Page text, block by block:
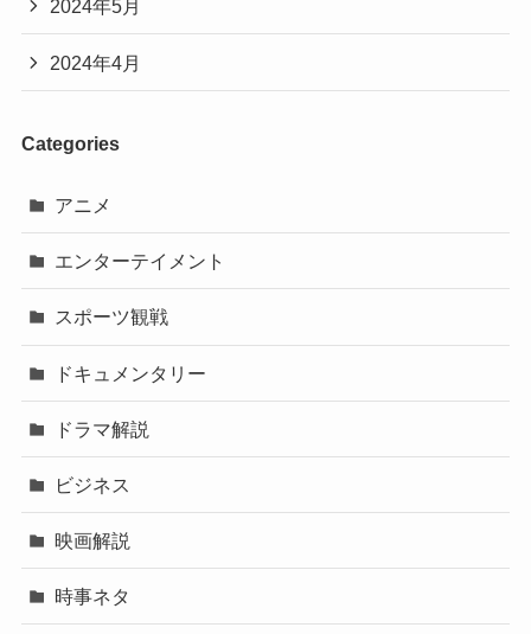
2024年5月
2024年4月
Categories
アニメ
エンターテイメント
スポーツ観戦
ドキュメンタリー
ドラマ解説
ビジネス
映画解説
時事ネタ